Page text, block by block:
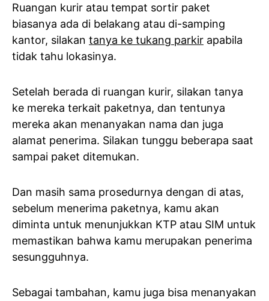
Ruangan kurir atau tempat sortir paket
biasanya ada di belakang atau di-samping
kantor, silakan tanya ke tukang parkir apabila
tidak tahu lokasinya.
Setelah berada di ruangan kurir, silakan tanya
ke mereka terkait paketnya, dan tentunya
mereka akan menanyakan nama dan juga
alamat penerima. Silakan tunggu beberapa saat
sampai paket ditemukan.
Dan masih sama prosedurnya dengan di atas,
sebelum menerima paketnya, kamu akan
diminta untuk menunjukkan KTP atau SIM untuk
memastikan bahwa kamu merupakan penerima
sesungguhnya.
Sebagai tambahan, kamu juga bisa menanyakan